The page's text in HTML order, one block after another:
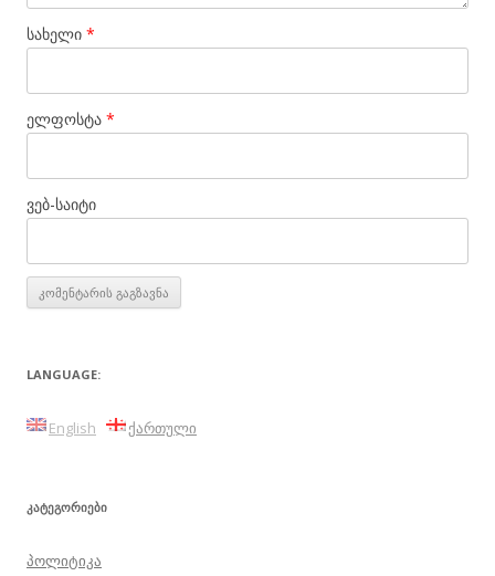
სახელი *
ელფოსტა *
ვებ-საიტი
LANGUAGE:
English ქართული
ᲙᲐᲢᲔᲒᲝᲠᲘᲔᲑᲘ
პოლიტიკა